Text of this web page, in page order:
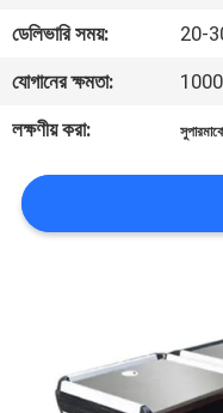
মান
নিয়ন্ত্রণ
যোগাযোগ
করুন
ডেলিভারি সময়:
20-
যোগানের ক্ষমতা:
লক্ষণীয় করা: